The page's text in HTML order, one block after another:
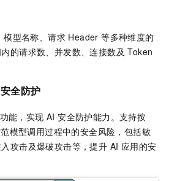
型名称、请求 Header 等多种维度的
的请求数、并发数、连接数及 Token
全防护
功能，实现 AI 安全防护能力。支持按
模型调用过程中的安全风险，包括敏
攻击及爆破攻击等，提升 AI 应用的安